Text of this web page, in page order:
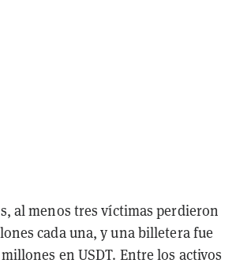
al menos tres víctimas perdieron
cada una, y una billetera fue
millones en USDT. Entre los activos